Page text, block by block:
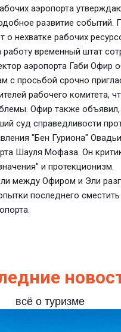
аэропорта
развитие событий.
о нехватке рабочих
работу временный штат
аэропорта Габи Офир
с просьбой срочно
рабочего комитета,
Офир также объявил,
суд справедливости
"Бен Гуриона"
Шауля Мофаза. Он
и протекционизм.
между Офиром и Эли
последнего сместить
всё о туризме